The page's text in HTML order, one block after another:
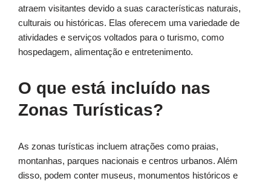
atraem visitantes devido a suas características naturais,
culturais ou históricas. Elas oferecem uma variedade de
atividades e serviços voltados para o turismo, como
hospedagem, alimentação e entretenimento.
O que está incluído nas
Zonas Turísticas?
As zonas turísticas incluem atrações como praias,
montanhas, parques nacionais e centros urbanos. Além
disso, podem conter museus, monumentos históricos e